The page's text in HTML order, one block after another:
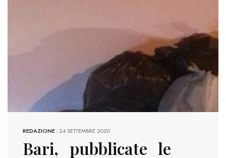
REDAZIONE-24 SETTEMBRE 2020
Bari, pubblicate le